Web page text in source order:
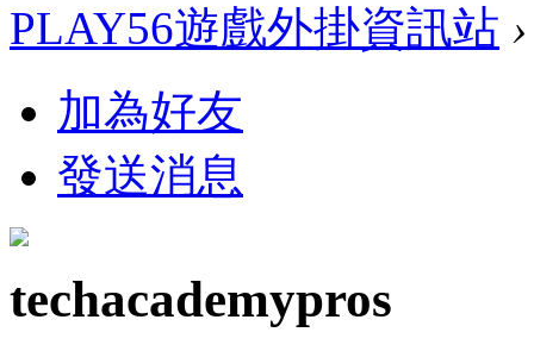
PLAY56遊戲外掛資訊站 ›
加為好友
發送消息
techacademypros